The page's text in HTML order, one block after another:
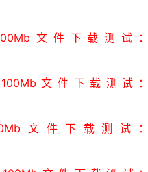
文件下载测试：
文件下载测试：
文件下载测试：